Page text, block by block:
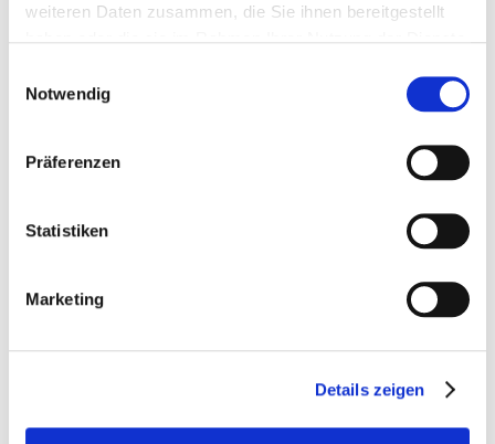
weiteren Daten zusammen, die Sie ihnen bereitgestellt
Notwendig
Präferenzen
Statistiken
Marketing
Details zeigen
Artikelbeschreibung
Komponenten
Karotten, Bananen und Hagebuttenfrüchte
Amazonen sehr viel benötigen
Kürbiskerne liefern besonders wichtige B-Vitamine und
Vitamin E
für Papageien mit höherem Energiebedarf